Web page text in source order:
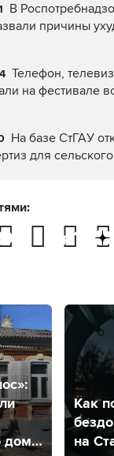
В
причины
Телефон,
на фестивале
На базе СтГАУ
для
дома
Как
на